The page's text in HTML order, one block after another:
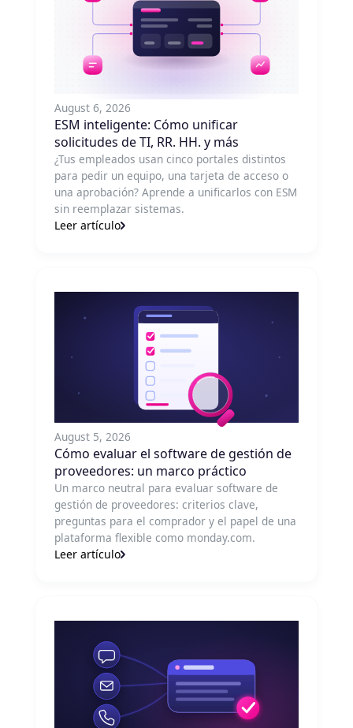
August 6, 2026
ESM inteligente: Cómo unificar
solicitudes de TI, RR. HH. y más
¿Tus empleados usan cinco portales distintos
para pedir un equipo, una tarjeta de acceso o
una aprobación? Aprende a unificarlos con ESM
sin reemplazar sistemas.
Leer artículo
August 5, 2026
Cómo evaluar el software de gestión de
proveedores: un marco práctico
Un marco neutral para evaluar software de
gestión de proveedores: criterios clave,
preguntas para el comprador y el papel de una
plataforma flexible como monday.com.
Leer artículo